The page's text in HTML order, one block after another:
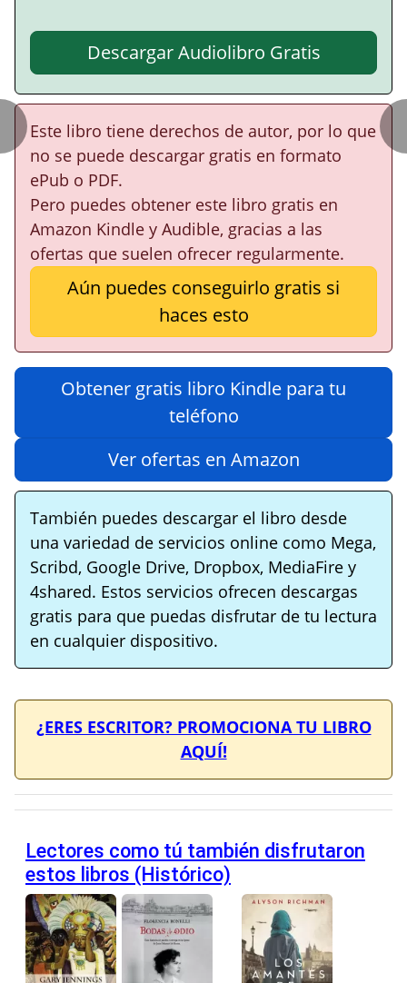
Descargar Audiolibro Gratis
Este libro tiene derechos de autor, por lo que
no se puede descargar gratis en formato
ePub o PDF.
Pero puedes obtener este libro gratis en
Amazon Kindle y Audible, gracias a las
ofertas que suelen ofrecer regularmente.
Aún puedes conseguirlo gratis si
haces esto
Obtener gratis libro Kindle para tu
teléfono
Ver ofertas en Amazon
También puedes descargar el libro desde
una variedad de servicios online como Mega,
Scribd, Google Drive, Dropbox, MediaFire y
4shared. Estos servicios ofrecen descargas
gratis para que puedas disfrutar de tu lectura
en cualquier dispositivo.
¿ERES ESCRITOR? PROMOCIONA TU LIBRO
AQUÍ!
Lectores como tú también disfrutaron
estos libros (Histórico)